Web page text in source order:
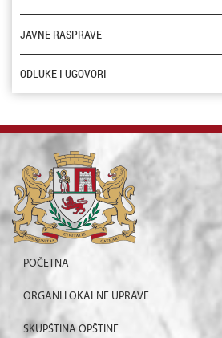
JAVNE RASPRAVE
ODLUKE I UGOVORI
POČETNA
ORGANI LOKALNE UPRAVE
SKUPŠTINA OPŠTINE